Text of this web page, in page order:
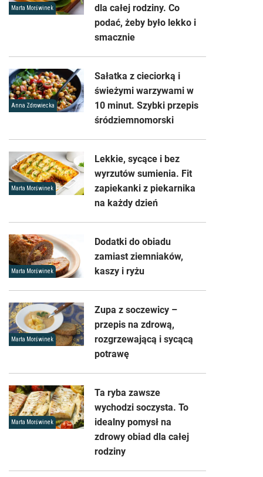
Marta Morświnek
dla całej rodziny. Co
podać, żeby było lekko i
smacznie
Anna Zdrowiecka
Sałatka z cieciorką i
świeżymi warzywami w
10 minut. Szybki przepis
śródziemnomorski
Marta Morświnek
Lekkie, sycące i bez
wyrzutów sumienia. Fit
zapiekanki z piekarnika
na każdy dzień
Marta Morświnek
Dodatki do obiadu
zamiast ziemniaków,
kaszy i ryżu
Marta Morświnek
Zupa z soczewicy –
przepis na zdrową,
rozgrzewającą i sycącą
potrawę
Marta Morświnek
Ta ryba zawsze
wychodzi soczysta. To
idealny pomysł na
zdrowy obiad dla całej
rodziny